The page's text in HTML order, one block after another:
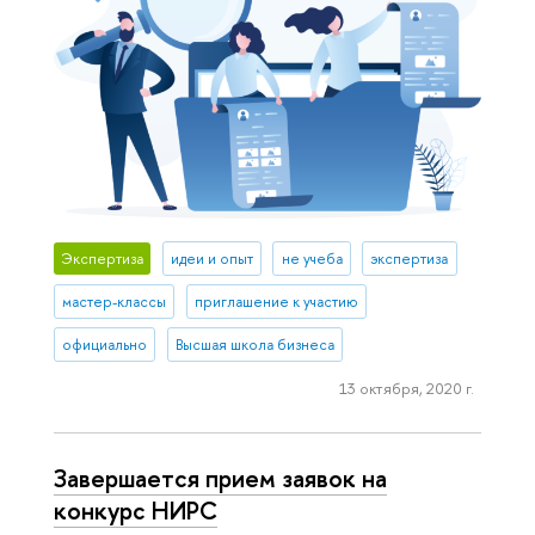
Экспертиза идеи и опыт не учеба экспертиза
мастер-классы приглашение к участию
официально Высшая школа бизнеса
13 октября, 2020 г.
Завершается прием заявок на
конкурс НИРС